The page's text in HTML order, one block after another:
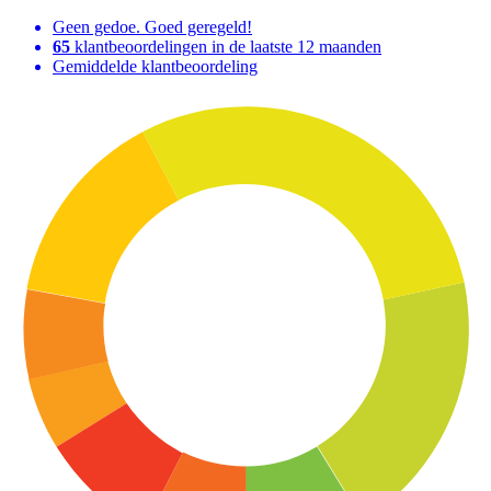
Geen gedoe. Goed geregeld!
65 klantbeoordelingen in de laatste 12 maanden
Gemiddelde klantbeoordeling